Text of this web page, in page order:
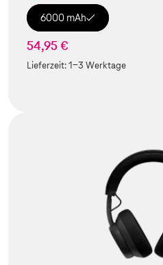
6000 mAh
54,95 €
Lieferzeit:1-3 Werktage